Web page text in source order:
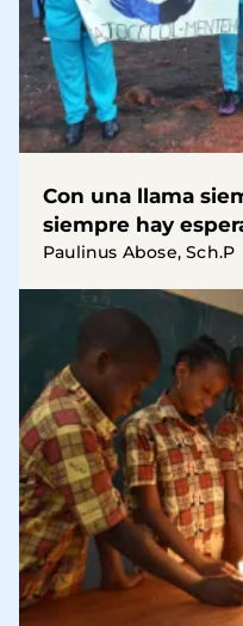
Con una llama
siempre hay
Paulinus Abose, Sch.P